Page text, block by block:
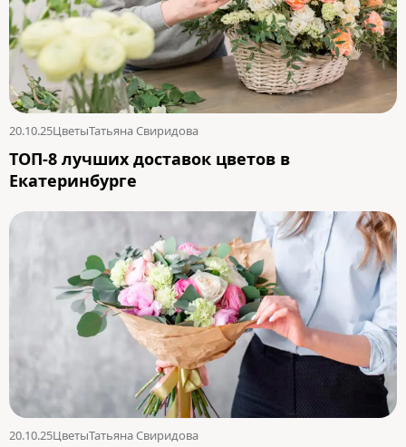
20.10.25ЦветыТатьяна Свиридова
ТОП-8 лучших доставок цветов в
Екатеринбурге
20.10.25ЦветыТатьяна Свиридова